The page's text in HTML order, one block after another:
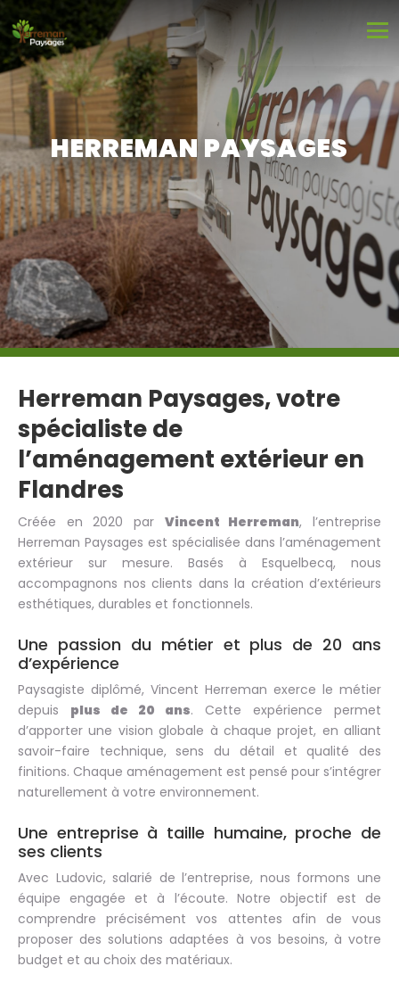
HERREMAN PAYSAGES
Herreman Paysages, votre
spécialiste de
l’aménagement extérieur en
Flandres
Créée en 2020 par Vincent Herreman, l’entreprise
Herreman Paysages est spécialisée dans l’aménagement
extérieur sur mesure. Basés à Esquelbecq, nous
accompagnons nos clients dans la création d’extérieurs
esthétiques, durables et fonctionnels.
Une passion du métier et plus de 20 ans
d’expérience
Paysagiste diplômé, Vincent Herreman exerce le métier
depuis plus de 20 ans. Cette expérience permet
d’apporter une vision globale à chaque projet, en alliant
savoir-faire technique, sens du détail et qualité des
finitions. Chaque aménagement est pensé pour s’intégrer
naturellement à votre environnement.
Une entreprise à taille humaine, proche de
ses clients
Avec Ludovic, salarié de l’entreprise, nous formons une
équipe engagée et à l’écoute. Notre objectif est de
comprendre précisément vos attentes afin de vous
proposer des solutions adaptées à vos besoins, à votre
budget et au choix des matériaux.